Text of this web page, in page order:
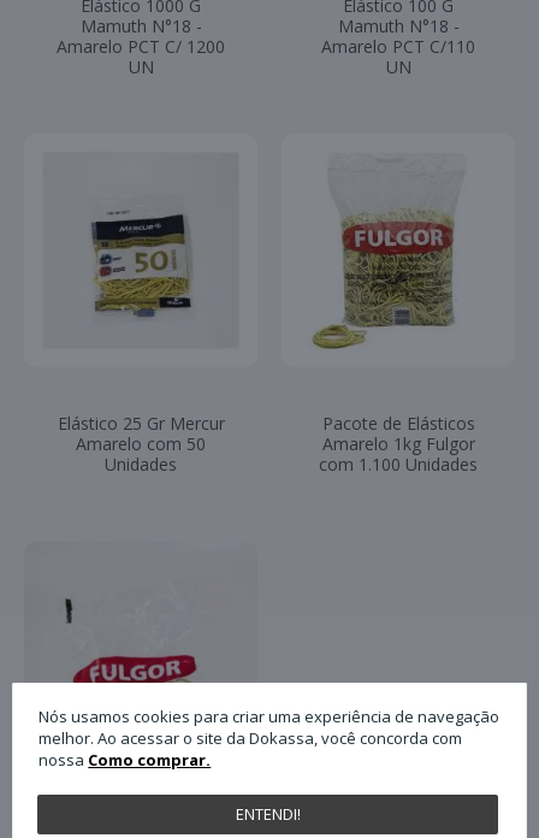
Elástico 1000 G
Mamuth N°18 -
Amarelo PCT C/ 1200
UN
Elástico 100 G
Mamuth N°18 -
Amarelo PCT C/110
UN
Elástico 25 Gr Mercur
Amarelo com 50
Unidades
Pacote de Elásticos
Amarelo 1kg Fulgor
com 1.100 Unidades
Elástico 100 G Fulgor
Nós usamos cookies para criar uma experiência de navegação
melhor. Ao acessar o site da Dokassa, você concorda com
nossa Como comprar.
ENTENDI!